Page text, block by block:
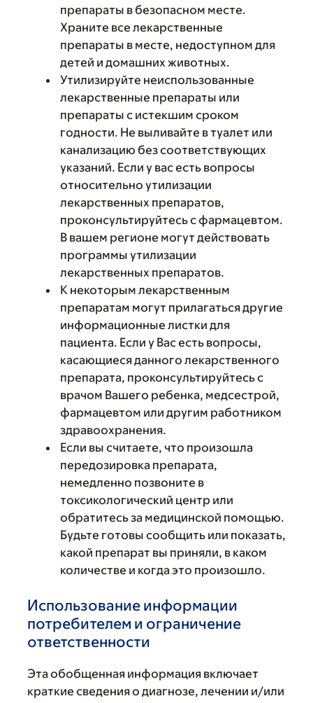
препараты в безопасном месте.
Храните все лекарственные
препараты в месте, недоступном для
детей и домашних животных.
Утилизируйте неиспользованные
лекарственные препараты или
препараты с истекшим сроком
годности. Не выливайте в туалет или
канализацию без соответствующих
указаний. Если у вас есть вопросы
относительно утилизации
лекарственных препаратов,
проконсультируйтесь с фармацевтом.
В вашем регионе могут действовать
программы утилизации
лекарственных препаратов.
К некоторым лекарственным
препаратам могут прилагаться другие
информационные листки для
пациента. Если у Вас есть вопросы,
касающиеся данного лекарственного
препарата, проконсультируйтесь с
врачом Вашего ребенка, медсестрой,
фармацевтом или другим работником
здравоохранения.
Если вы считаете, что произошла
передозировка препарата,
немедленно позвоните в
токсикологический центр или
обратитесь за медицинской помощью.
Будьте готовы сообщить или показать,
какой препарат вы приняли, в каком
количестве и когда это произошло.
Использование информации
потребителем и ограничение
ответственности
Эта обобщенная информация включает
краткие сведения о диагнозе, лечении и/или